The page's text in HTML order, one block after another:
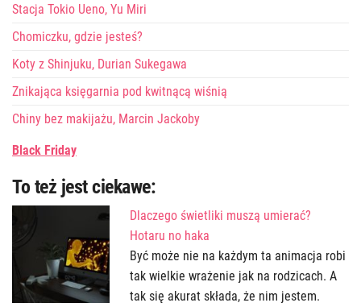
Stacja Tokio Ueno, Yu Miri
Chomiczku, gdzie jesteś?
Koty z Shinjuku, Durian Sukegawa
Znikająca księgarnia pod kwitnącą wiśnią
Chiny bez makijażu, Marcin Jackoby
Black Friday
To też jest ciekawe:
Dlaczego świetliki muszą umierać?
Hotaru no haka
Być może nie na każdym ta animacja robi
tak wielkie wrażenie jak na rodzicach. A
tak się akurat składa, że nim jestem.